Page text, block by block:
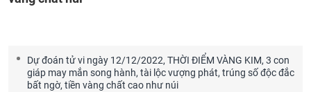
Dự đoán tử vi ngày 12/12/2022, THỜI ĐIỂM VÀNG KIM, 3 con
giáp may mắn song hành, tài lộc vượng phát, trúng số độc đắc
bất ngờ, tiền vàng chất cao như núi